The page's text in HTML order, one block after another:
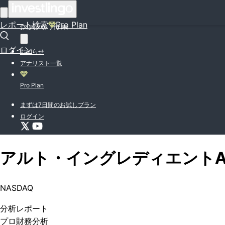
レポート検索 Pro Plan
ログイン
投資入門特集
お知らせ
アナリスト一覧
Pro Plan
まずは7日間のお試しプラン
ログイン
アルト・イングレディエント
NASDAQ
分析レポート
プロ 財務分析